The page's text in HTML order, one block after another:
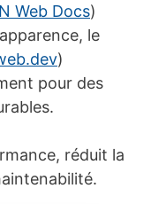
Web Docs)
le
)
pour des
réduit la